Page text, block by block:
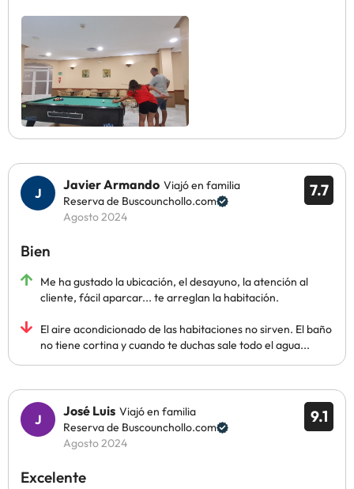
7.7
Javier Armando Viajó en familia
Reserva de Buscounchollo.com
Agosto 2024
Bien
Me ha gustado la ubicación, el desayuno, la atención al
cliente, fácil aparcar... te arreglan la habitación.
El aire acondicionado de las habitaciones no sirven. El baño
no tiene cortina y cuando te duchas sale todo el agua...
9.1
José Luis Viajó en familia
Reserva de Buscounchollo.com
Agosto 2024
Excelente